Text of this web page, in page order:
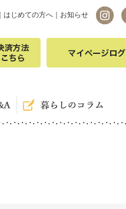
はじめての方へ お知らせ